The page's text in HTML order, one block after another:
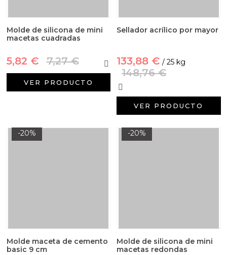
Molde de silicona de mini
macetas cuadradas
5,82 € 7,27 €
VER PRODUCTO
Sellador acrílico por mayor
133,88 € / 25 kg
148,76 €
VER PRODUCTO
-20%
Molde maceta de cemento
basic 9 cm
-20%
Molde de silicona de mini
macetas redondas